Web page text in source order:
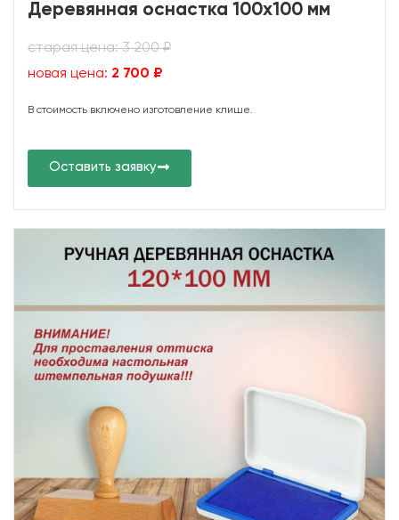
Деревянная оснастка 100х100 мм
старая цена: 3 200 ₽
новая цена: 2 700 ₽
В стоимость включено изготовление клише.
Оставить заявку